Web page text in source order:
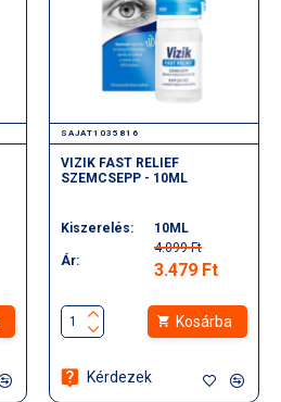
SAJAT1035816
VIZIK FAST RELIEF
SZEMCSEPP - 10ML
Kiszerelés: 10ML
Ár:
4.099 Ft
3.479 Ft
Kosárba
Kérdezek